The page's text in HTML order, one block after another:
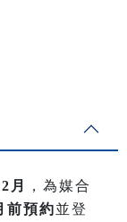
月
，為媒合
前預約並登